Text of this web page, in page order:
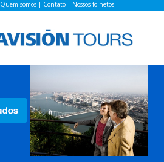
Quem somos| Contato| Nossos folhetos